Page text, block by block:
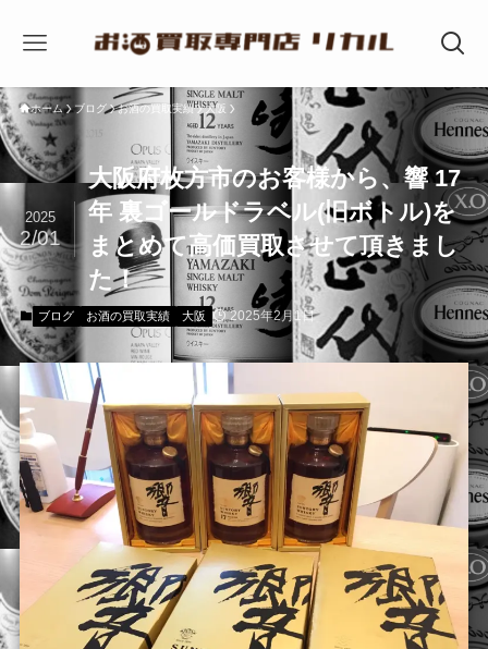
ホーム ブログ お酒の買取実績 大阪
大阪府枚方市のお客様から、響 17
年 裏ゴールドラベル(旧ボトル)を
まとめて高価買取させて頂きまし
た！
2025
2/01
ブログ お酒の買取実績 大阪 2025年2月1日